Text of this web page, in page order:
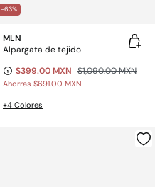
-63%
MLN
Alpargata de tejido
$399.00 MXN $1,090.00 MXN
Ahorras $691.00 MXN
+4 Colores